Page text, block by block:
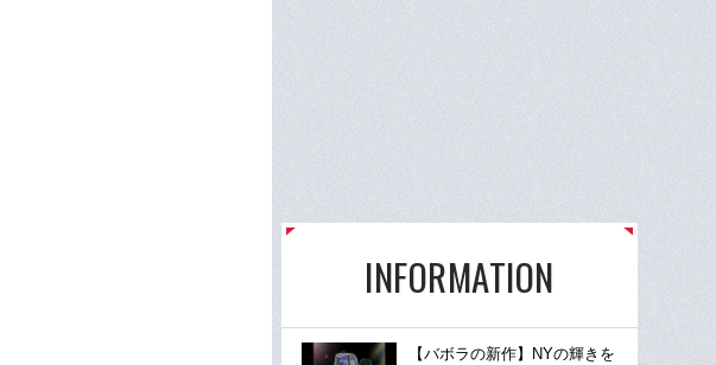
INFORMATION
【バボラの新作】NYの輝きを